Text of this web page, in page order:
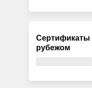
Сертификаты
рубежом